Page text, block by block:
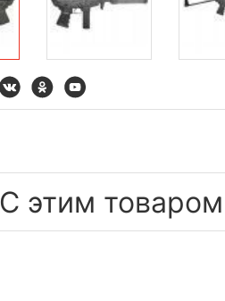
С этим